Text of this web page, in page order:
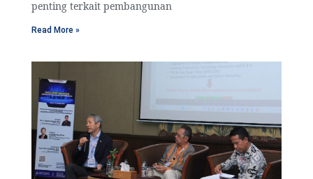
penting terkait pembangunan
Read More »